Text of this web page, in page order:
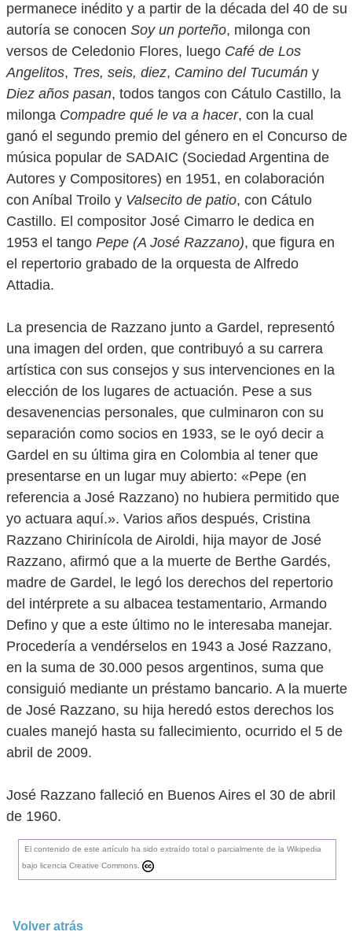
permanece inédito y a partir de la década del 40 de su
autoría se conocen Soy un porteño, milonga con
versos de Celedonio Flores, luego Café de Los
Angelitos, Tres, seis, diez, Camino del Tucumán y
Diez años pasan, todos tangos con Cátulo Castillo, la
milonga Compadre qué le va a hacer, con la cual
ganó el segundo premio del género en el Concurso de
música popular de SADAIC (Sociedad Argentina de
Autores y Compositores) en 1951, en colaboración
con Aníbal Troilo y Valsecito de patio, con Cátulo
Castillo. El compositor José Cimarro le dedica en
1953 el tango Pepe (A José Razzano), que figura en
el repertorio grabado de la orquesta de Alfredo
Attadia.
La presencia de Razzano junto a Gardel, representó
una imagen del orden, que contribuyó a su carrera
artística con sus consejos y sus intervenciones en la
elección de los lugares de actuación. Pese a sus
desavenencias personales, que culminaron con su
separación como socios en 1933, se le oyó decir a
Gardel en su última gira en Colombia al tener que
presentarse en un lugar muy abierto: «Pepe (en
referencia a José Razzano) no hubiera permitido que
yo actuara aquí.». Varios años después, Cristina
Razzano Chirinícola de Airoldi, hija mayor de José
Razzano, afirmó que a la muerte de Berthe Gardés,
madre de Gardel, le legó los derechos del repertorio
del intérprete a su albacea testamentario, Armando
Defino y que a este último no le interesaba manejar.
Procedería a vendérselos en 1943 a José Razzano,
en la suma de 30.000 pesos argentinos, suma que
consiguió mediante un préstamo bancario. A la muerte
de José Razzano, su hija heredó estos derechos los
cuales manejó hasta su fallecimiento, ocurrido el 5 de
abril de 2009.
José Razzano falleció en Buenos Aires el 30 de abril
de 1960.
El contenido de este artículo ha sido extraído total o parcialmente de la Wikipedia
bajo licencia Creative Commons.
Volver atrás